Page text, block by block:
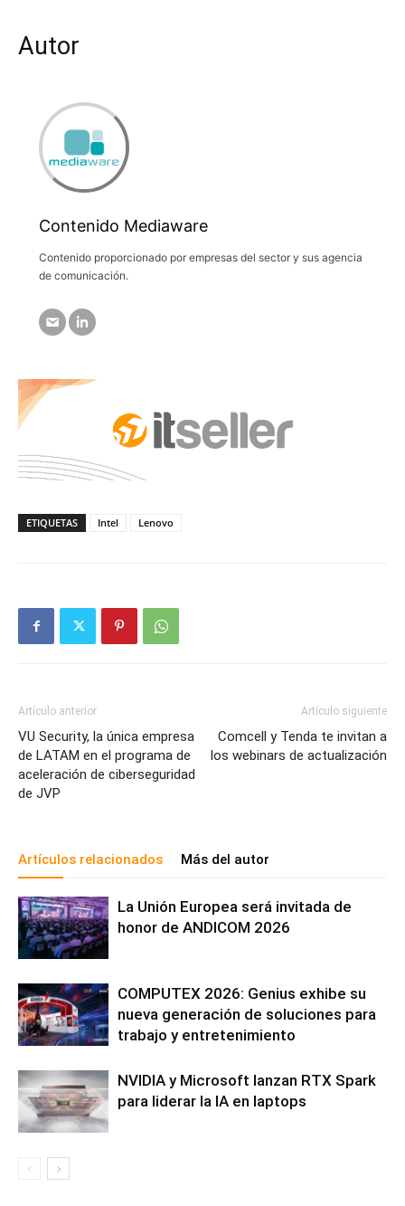
Autor
Contenido Mediaware
Contenido proporcionado por empresas del sector y sus agencia
de comunicación.
ETIQUETAS Intel Lenovo
Artículo anterior
VU Security, la única empresa
de LATAM en el programa de
aceleración de ciberseguridad
de JVP
Artículo siguiente
Comcell y Tenda te invitan a
los webinars de actualización
Artículos relacionados Más del autor
La Unión Europea será invitada de
honor de ANDICOM 2026
COMPUTEX 2026: Genius exhibe su
nueva generación de soluciones para
trabajo y entretenimiento
NVIDIA y Microsoft lanzan RTX Spark
para liderar la IA en laptops